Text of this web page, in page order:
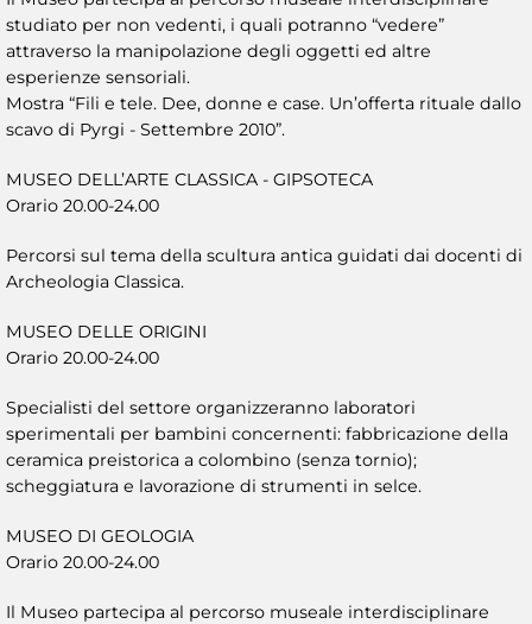
studiato per non vedenti, i quali potranno “vedere”
attraverso la manipolazione degli oggetti ed altre
esperienze sensoriali.
Mostra “Fili e tele. Dee, donne e case. Un’offerta rituale dallo
scavo di Pyrgi - Settembre 2010”.
MUSEO DELL’ARTE CLASSICA - GIPSOTECA
Orario 20.00-24.00
Percorsi sul tema della scultura antica guidati dai docenti di
Archeologia Classica.
MUSEO DELLE ORIGINI
Orario 20.00-24.00
Specialisti del settore organizzeranno laboratori
sperimentali per bambini concernenti: fabbricazione della
ceramica preistorica a colombino (senza tornio);
scheggiatura e lavorazione di strumenti in selce.
MUSEO DI GEOLOGIA
Orario 20.00-24.00
Il Museo partecipa al percorso museale interdisciplinare